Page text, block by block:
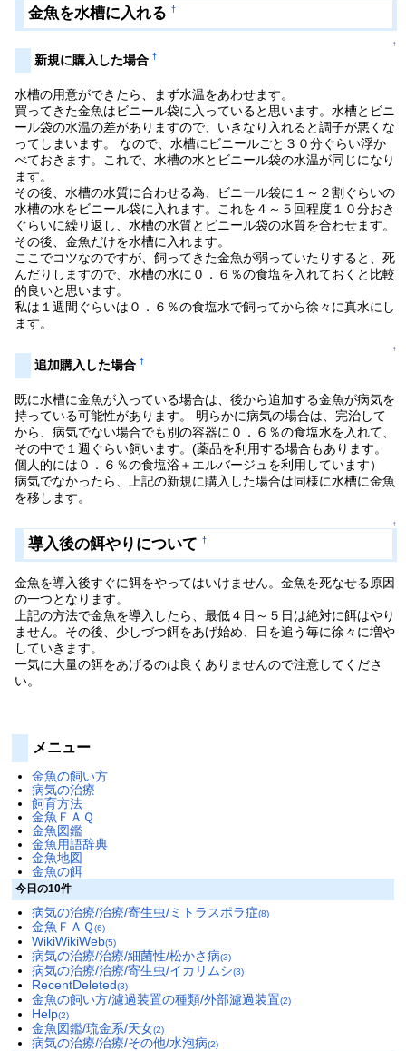
金魚を水槽に入れる†
↑
新規に購入した場合†
水槽の用意ができたら、まず水温をあわせます。
買ってきた金魚はビニール袋に入っていると思います。水槽とビニ
ール袋の水温の差がありますので、いきなり入れると調子が悪くな
ってしまいます。 なので、水槽にビニールごと３０分ぐらい浮か
べておきます。これで、水槽の水とビニール袋の水温が同じになり
ます。
その後、水槽の水質に合わせる為、ビニール袋に１～２割ぐらいの
水槽の水をビニール袋に入れます。これを４～５回程度１０分おき
ぐらいに繰り返し、水槽の水質とビニール袋の水質を合わせます。
その後、金魚だけを水槽に入れます。
ここでコツなのですが、飼ってきた金魚が弱っていたりすると、死
んだりしますので、水槽の水に０．６％の食塩を入れておくと比較
的良いと思います。
私は１週間ぐらいは０．６％の食塩水で飼ってから徐々に真水にし
ます。
↑
追加購入した場合†
既に水槽に金魚が入っている場合は、後から追加する金魚が病気を
持っている可能性があります。 明らかに病気の場合は、完治して
から、病気でない場合でも別の容器に０．６％の食塩水を入れて、
その中で１週ぐらい飼います。(薬品を利用する場合もあります。
個人的には０．６％の食塩浴＋エルバージュを利用しています）
病気でなかったら、上記の新規に購入した場合は同様に水槽に金魚
を移します。
↑
導入後の餌やりについて†
金魚を導入後すぐに餌をやってはいけません。金魚を死なせる原因
の一つとなります。
上記の方法で金魚を導入したら、最低４日～５日は絶対に餌はやり
ません。その後、少しづつ餌をあげ始め、日を追う毎に徐々に増や
していきます。
一気に大量の餌をあげるのは良くありませんので注意してくださ
い。
メニュー
金魚の飼い方
病気の治療
飼育方法
金魚ＦＡＱ
金魚図鑑
金魚用語辞典
金魚地図
金魚の餌
今日の10件
病気の治療/治療/寄生虫/ミトラスポラ症(8)
金魚ＦＡＱ(6)
WikiWikiWeb(5)
病気の治療/治療/細菌性/松かさ病(3)
病気の治療/治療/寄生虫/イカリムシ(3)
RecentDeleted(3)
金魚の飼い方/濾過装置の種類/外部濾過装置(2)
Help(2)
金魚図鑑/琉金系/天女(2)
病気の治療/治療/その他/水泡病(2)